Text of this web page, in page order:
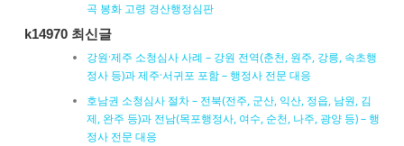
곡 봉화 고령 경산행정심판
k14970 최신글
강원·제주 소청심사 사례 – 강원 전역(춘천, 원주, 강릉, 속초행
정사 등)과 제주·서귀포 포함 – 행정사 전문 대응
호남권 소청심사 절차 – 전북(전주, 군산, 익산, 정읍, 남원, 김
제, 완주 등)과 전남(목포행정사, 여수, 순천, 나주, 광양 등) – 행
정사 전문 대응